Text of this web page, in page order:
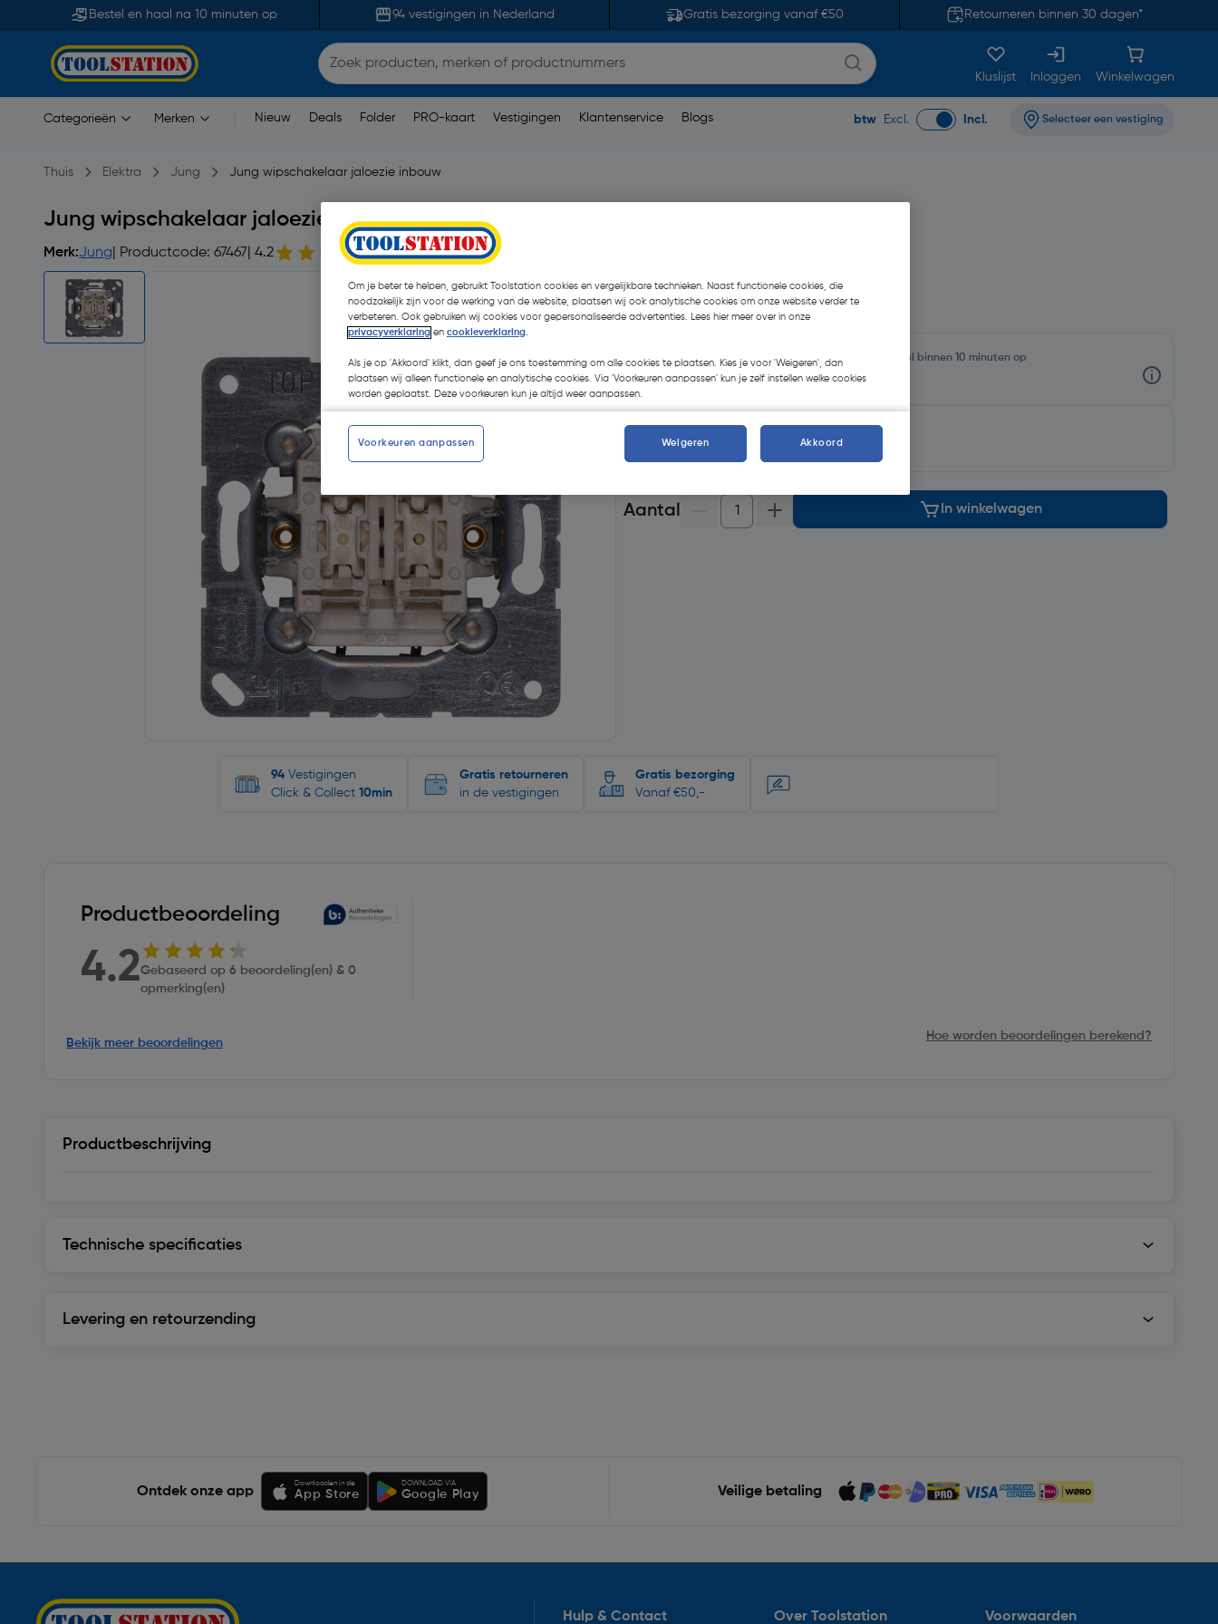
Bestel en haal na 10 minuten op 94 vestigingen in Nederland Gratis bezorging vanaf €50 Retourneren binnen 30 dagen*
Kluslijst Inloggen Winkelwagen
Categorieën Merken Nieuw Deals Folder PRO-kaart Vestigingen Klantenservice Blogs btw Excl. Incl. Selecteer een vestiging
Thuis Elektra Jung Jung wipschakelaar jaloezie inbouw
Jung wipschakelaar jaloezie inbouw
Merk:Jung | Productcode: 67467 | 4.2 6 opmerking(en)| Stuk
€ 26,11| Excl. btw € 21,58
Selecteer winkel - Bekijk voorraadniveaus en haal binnen 10 minuten op
Selecteer vestiging
Morgen bezorgd
4 voor bezorging
Aantal In winkelwagen
94 Vestigingen
Click & Collect 10min
Gratis retourneren
in de vestigingen
Gratis bezorging
Vanaf €50,-
Productbeoordeling
4.2Gebaseerd op 6 beoordeling(en) & 0
opmerking(en)
Bekijk meer beoordelingen
Hoe worden beoordelingen berekend?
Productbeschrijving
Technische specificaties
Levering en retourzending
Ontdek onze app
Downloaden in de
App Store
DOWNLOAD VIA
Google Play Veilige betaling
Hulp & Contact Over Toolstation Voorwaarden
Om je beter te helpen, gebruikt Toolstation cookies en vergelijkbare technieken. Naast functionele cookies, die
noodzakelijk zijn voor de werking van de website, plaatsen wij ook analytische cookies om onze website verder te
verbeteren. Ook gebruiken wij cookies voor gepersonaliseerde advertenties. Lees hier meer over in onze
privacyverklaring en cookieverklaring.
Als je op 'Akkoord' klikt, dan geef je ons toestemming om alle cookies te plaatsen. Kies je voor 'Weigeren', dan
plaatsen wij alleen functionele en analytische cookies. Via 'Voorkeuren aanpassen' kun je zelf instellen welke cookies
worden geplaatst. Deze voorkeuren kun je altijd weer aanpassen.
Voorkeuren aanpassen Weigeren Akkoord